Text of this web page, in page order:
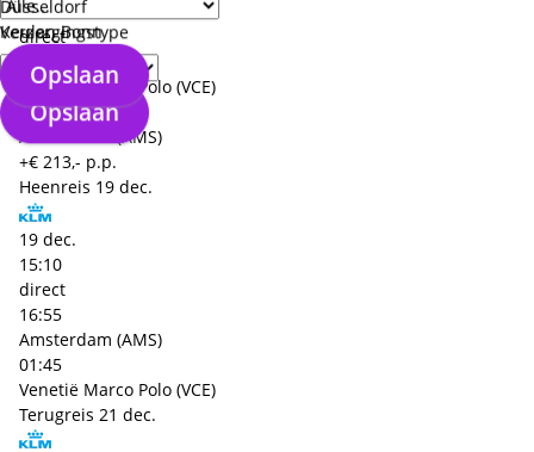
Verzorgingstype
Opslaan
Düsseldorf
Keulen Bonn
Opslaan
17:35
direct
19:35
Venetië Marco Polo (VCE)
02:00
Amsterdam (AMS)
+€ 213,- p.p.
Heenreis 19 dec.
19 dec.
15:10
direct
16:55
Amsterdam (AMS)
01:45
Venetië Marco Polo (VCE)
Terugreis 21 dec.